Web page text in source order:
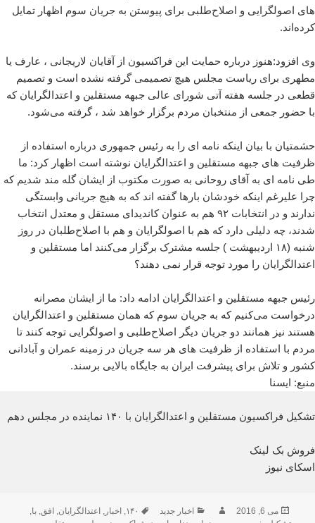
های اصولگرایی و اصلاح‌طلبی برای پیوستن به جریان سوم اظهار تمایل
کرده‌اند.
وی افزود:هنوز درباره حمایت این فراکسیون از آقایان لاریجانی ، عارف یا
مطهری برای ریاست مجلس هیچ تصمیمی گرفته نشده است و تصمیم
قطعی در جلسه هفته آتی شورای عالی جبهه مستقلین و اعتدالگرایان که
با حضور جمعی از منتخبان مردم برگزار خواهد شد ، گرفته می‌شود.
حشمتیان با بیان اینکه نامه ای را به رئیس جمهوری درباره استفاده از
ظرفیت های جبهه مستقلین و اعتدالگرایان نوشته است اظهار کرد: ما
طی نامه ای به آقای روحانی به صورت مکتوب از ایشان گله مند شدیم که
چرا علیرغم اینکه خودشان بارها گفته اند که به هیچ جریانی وابستگی
ندارند و در انتخابات ۹۲ هم به عنوان کاندیدای مستقل و معتدل انتخاب
شدند، چه دلیلی دارد که هم با اصولگرایان و هم با اصلاح‌طلبان در روز
شنبه (۱۸ اردیبهشت ) جلسه مشترک برگزار می‌کنند اما مستقلین و
اعتدالگرایان را مورد توجه قرار نمی دهند؟
رئیس جبهه مستقلین و اعتدالگرایان ادامه داد: ما از ایشان مصرانه
درخواست می‌کنیم که به جریان سوم که همان مستقلین و اعتدالگرایان
هستند نیز همانند دو جریان دیگر اصلاح‌طلبی و اصولگرایی توجه کنند تا
مردم با استفاده از ظرفیت های هر سه جریان در زمینه عمران و آبادانی
کشور و تلاش برای پیشرفت ایران به جایگاه بالایی برسند.
منبع: ایسنا
تشکیل فراکسیون مستقلین و اعتدالگرایان با ۱۴۰ نماینده در مجلس دهم
فروش بک لینک
اسکای نیوز
ارسال
می 6, 2016 نویسندهدسته‌ها
اخبار جدید برچسب‌ها
۱۴۰, اخبار, اعتدالگرایان, افق,با,